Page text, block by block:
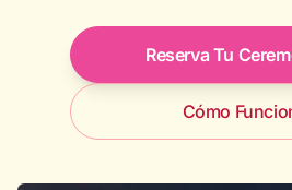
Reserva Tu
Cómo